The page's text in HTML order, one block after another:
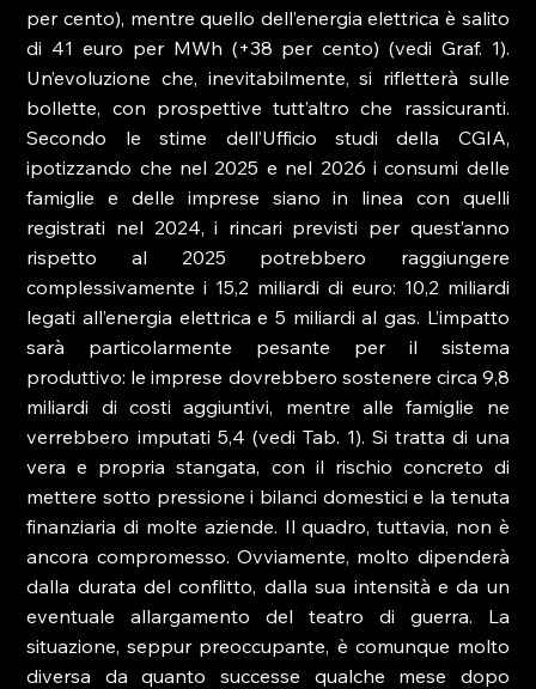
per cento), mentre quello dell’energia elettrica è salito
di 41 euro per MWh (+38 per cento) (vedi Graf. 1).
Un’evoluzione che, inevitabilmente, si rifletterà sulle
bollette, con prospettive tutt’altro che rassicuranti.
Secondo le stime dell’Ufficio studi della CGIA,
ipotizzando che nel 2025 e nel 2026 i consumi delle
famiglie e delle imprese siano in linea con quelli
registrati nel 2024, i rincari previsti per quest’anno
rispetto al 2025 potrebbero raggiungere
complessivamente i 15,2 miliardi di euro: 10,2 miliardi
legati all’energia elettrica e 5 miliardi al gas. L’impatto
sarà particolarmente pesante per il sistema
produttivo: le imprese dovrebbero sostenere circa 9,8
miliardi di costi aggiuntivi, mentre alle famiglie ne
verrebbero imputati 5,4 (vedi Tab. 1). Si tratta di una
vera e propria stangata, con il rischio concreto di
mettere sotto pressione i bilanci domestici e la tenuta
finanziaria di molte aziende. Il quadro, tuttavia, non è
ancora compromesso. Ovviamente, molto dipenderà
dalla durata del conflitto, dalla sua intensità e da un
eventuale allargamento del teatro di guerra. La
situazione, seppur preoccupante, è comunque molto
diversa da quanto successe qualche mese dopo